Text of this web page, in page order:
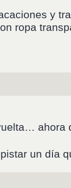
y
ropa
ahora
un día